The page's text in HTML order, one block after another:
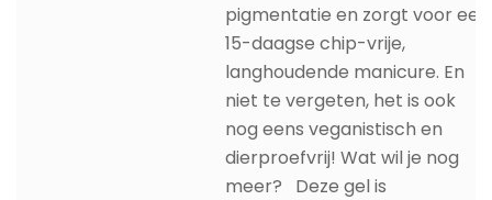
pigmentatie en zorgt voor een
15-daagse chip-vrije,
langhoudende manicure. En
niet te vergeten, het is ook
nog eens veganistisch en
dierproefvrij! Wat wil je nog
meer? Deze gel is